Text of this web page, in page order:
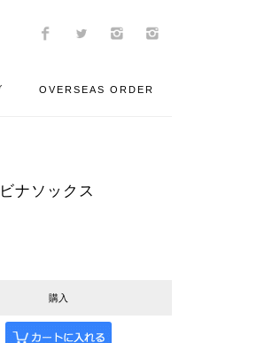
OVERSEAS ORDER
ナソックス
購入